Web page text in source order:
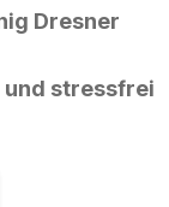
Dresner
und stressfrei